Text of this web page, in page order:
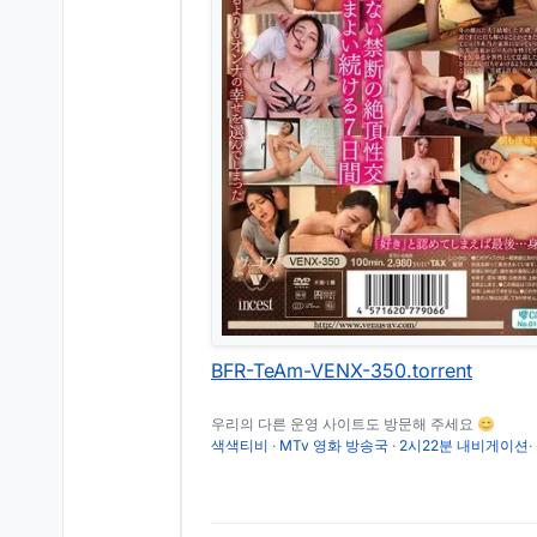
BFR-TeAm-VENX-350.torrent
우리의 다른 운영 사이트도 방문해 주세요 😊
색색티비 · MTv 영화 방송국 · 2시22분 내비게이션·